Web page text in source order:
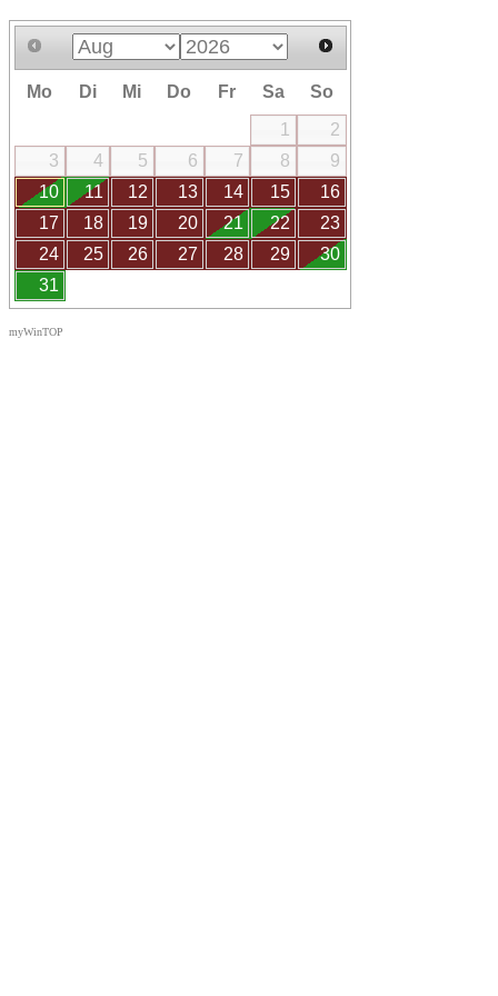
Mo Di Mi Do Fr Sa So
1
2
3
4 5 6 7 8
9
10
11 12 13 14 15
16
17
18 19 20 21 22
23
24
25 26 27 28 29
30
31
myWinTOP